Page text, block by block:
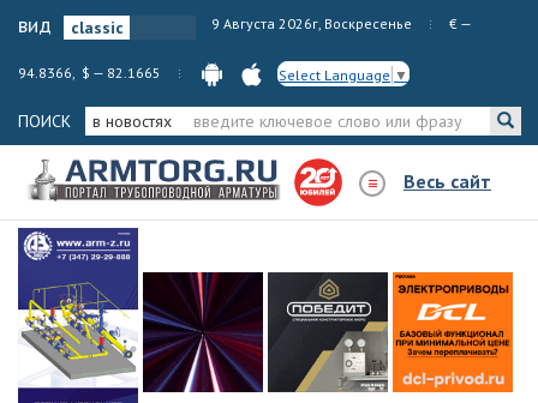
вид 9 Августа 2026г, Воскресенье € —
94.8366, $ — 82.1665 Select Language ▼
ПОИСК в новостях
Весь сайт